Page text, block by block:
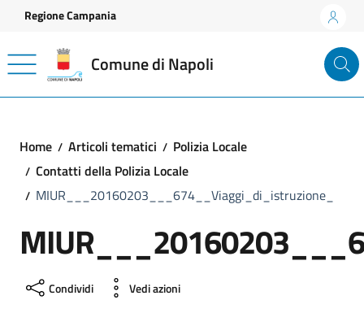
Vai ai contenuti
Vai al footer
Regione Campania
Comune di Napoli
Home Articoli tematici
Polizia Locale
Contatti della Polizia Locale
MIUR___20160203___674__Viaggi_di_istruzione_
Condividi Vedi azioni